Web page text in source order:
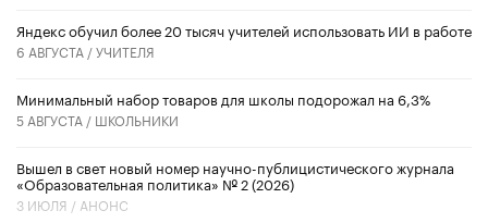
​Яндекс обучил более 20 тысяч учителей использовать ИИ в работе
6 АВГУСТА /УЧИТЕЛЯ
Минимальный набор товаров для школы подорожал на 6,3%
5 АВГУСТА / ШКОЛЬНИКИ
Вышел в свет новый номер научно-публицистического журнала
«Образовательная политика» № 2 (2026)
3 ИЮЛЯ / АНОНС